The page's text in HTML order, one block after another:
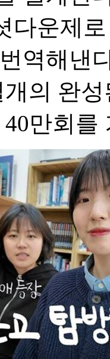
다운제
역해낸
의 완
만회를